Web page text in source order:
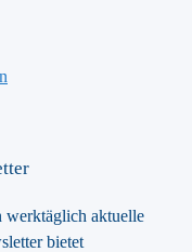
aktuelle
bietet